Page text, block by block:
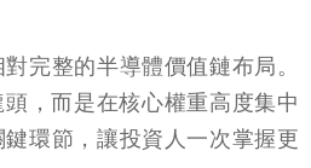
完整的半導體價值鏈布局。
，而是在核心權重高度集中
環節，讓投資人一次掌握更